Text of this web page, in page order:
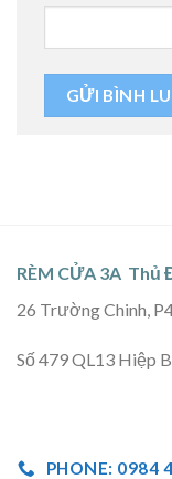
RÈM CỬA 3A Thủ
26 Trường Chinh,
Số 479 QL13 Hiệp
PHONE: 0984